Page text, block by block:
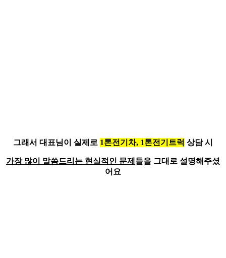
그래서 대표님이 실제로 1톤전기차, 1톤전기트럭 상담 시
가장 많이 말씀드리는 현실적인 문제 들을 그대로 설명해주셨
어요